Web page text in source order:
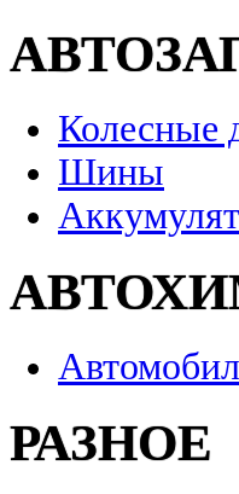
Колесные
Шины
РАЗНОЕ